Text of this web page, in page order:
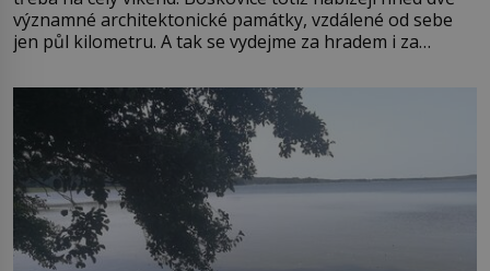
významné architektonické památky, vzdálené od sebe
jen půl kilometru. A tak se vydejme za hradem i za
Boskovice na okraji Drahanské vrchoviny vznikla někdy
ve13. století, a už v roce 1313 kronikáři zaznamenali